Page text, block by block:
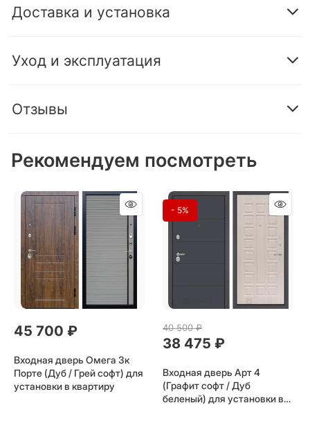
Доставка и установка
Уход и эксплуатация
Отзывы
Рекомендуем посмотреть
45 700 ₽
Входная дверь Омега 3к
Порте (Дуб / Грей софт) для
установки в квартиру
- 5%
40 500 ₽
38 475 ₽
Входная дверь Арт 4
(Графит софт / Дуб
беленый) для установки в